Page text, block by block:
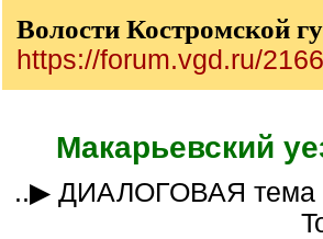
Волости Костромской
https://forum.vgd.ru/
Макарьевский
..▶ ДИАЛОГОВАЯ тема (вопросы/ответы)___куратор